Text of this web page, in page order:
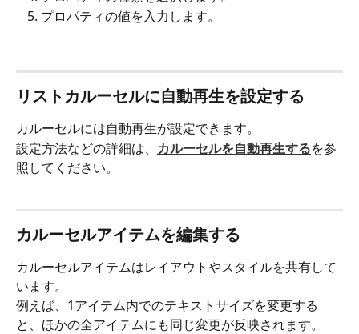
プロパティの値を入力します。
リストカルーセルに自動再生を設定する
カルーセルには自動再生が設定できます。
設定方法などの詳細は、 カルーセルを自動再生するを参
照してください。
カルーセルアイテムを編集する
カルーセルアイテムはレイアウトやスタイルを共有して
います。
例えば、1アイテム内でのテキストサイズを変更する
と、ほかの全アイテムにも同じ変更が反映されます。